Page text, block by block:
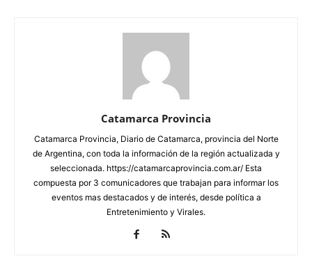
Catamarca Provincia
Catamarca Provincia, Diario de Catamarca, provincia del Norte
de Argentina, con toda la información de la región actualizada y
seleccionada. https://catamarcaprovincia.com.ar/ Esta
compuesta por 3 comunicadores que trabajan para informar los
eventos mas destacados y de interés, desde política a
Entretenimiento y Virales.